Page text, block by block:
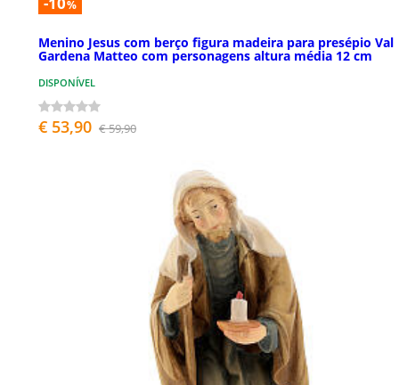
%
Menino Jesus com berço figura madeira para presépio Val
Gardena Matteo com personagens altura média 12 cm
DISPONÍVEL
€ 53,90 € 59,90